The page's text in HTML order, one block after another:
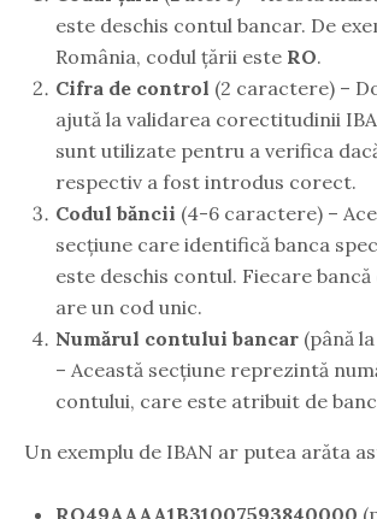
este deschis contul bancar. De
România, codul țării este RO.
Cifra de control (2 caractere) –
ajută la validarea corectitudinii
sunt utilizate pentru a verifica
respectiv a fost introdus corect.
Codul băncii (4-6 caractere) –
secțiune care identifică banca
este deschis contul. Fiecare
are un cod unic.
Numărul contului bancar (până
– Această secțiune reprezintă
contului, care este atribuit de
Un exemplu de IBAN ar putea arăta
RO49AAAA1B31007593840000